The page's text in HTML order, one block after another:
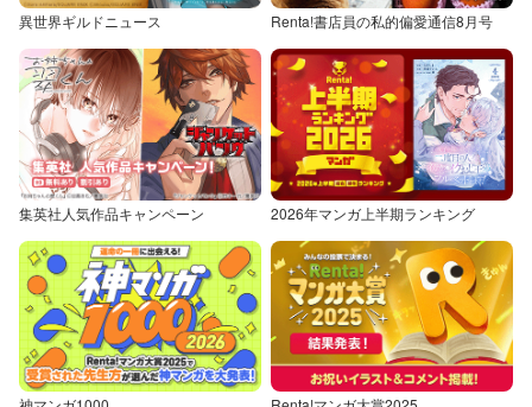
異世界ギルドニュース Renta!書店員の私的偏愛通信8月号
集英社人気作品キャンペーン 2026年マンガ上半期ランキング